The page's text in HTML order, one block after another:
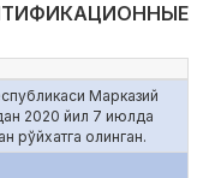
Марказий
2020 йил 7 июлда
рўйхатга олинган.